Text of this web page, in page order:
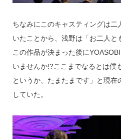
ちなみにこのキャスティングは二
いたことから、浅野は「お二人と
この作品が決まった後に
いませんか!?ここまでなるとは僕
というか、たまたまです」と現在
していた。